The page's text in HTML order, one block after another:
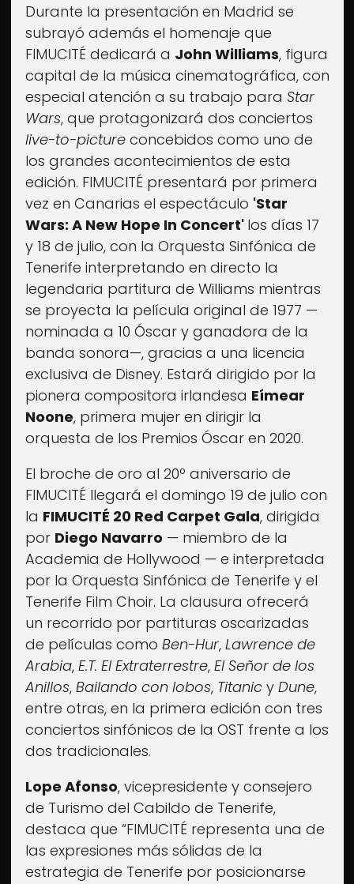
Durante la presentación en Madrid se
subrayó además el homenaje que
FIMUCITÉ dedicará a John Williams, figura
capital de la música cinematográfica, con
especial atención a su trabajo para Star
Wars, que protagonizará dos conciertos
live-to-pictureconcebidos como uno de
los grandes acontecimientos de esta
edición. FIMUCITÉ presentará por primera
vez en Canarias el espectáculo 'Star
Wars: A New Hope In Concert' los días 17
y 18 de julio, con la Orquesta Sinfónica de
Tenerife interpretando en directo la
legendaria partitura de Williams mientras
se proyecta la película original de 1977 —
nominada a 10 Óscar y ganadora de la
banda sonora—, gracias a una licencia
exclusiva de Disney. Estará dirigido por la
pionera compositora irlandesa Eímear
Noone, primera mujer en dirigir la
orquesta de los Premios Óscar en 2020.
El broche de oro al 20º aniversario de
FIMUCITÉ llegará el domingo 19 de julio con
la FIMUCITÉ 20 Red Carpet Gala, dirigida
por Diego Navarro — miembro de la
Academia de Hollywood — e interpretada
por la Orquesta Sinfónica de Tenerife y el
Tenerife Film Choir. La clausura ofrecerá
un recorrido por partituras oscarizadas
de películas como Ben-Hur, Lawrence de
Arabia, E.T. El Extraterrestre, El Señor de los
Anillos, Bailando con lobos, Titanicy Dune,
entre otras, en la primera edición con tres
conciertos sinfónicos de la OST frente a los
dos tradicionales.
Lope Afonso, vicepresidente y consejero
de Turismo del Cabildo de Tenerife,
destaca que “FIMUCITÉ representa una de
las expresiones más sólidas de la
estrategia de Tenerife por posicionarse